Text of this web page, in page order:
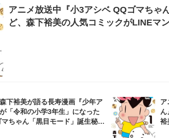
アニメ放送中『小3アシベ QQゴマちゃ
ど、森下裕美の人気コミックがLINEマ
下裕美が語る長寿漫画『少年ア
「令和の小学3年生」になった
マちゃん「黒目モード」誕生秘話
ア
裕